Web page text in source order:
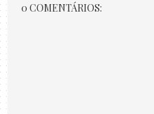
0 COMENTÁRIOS: